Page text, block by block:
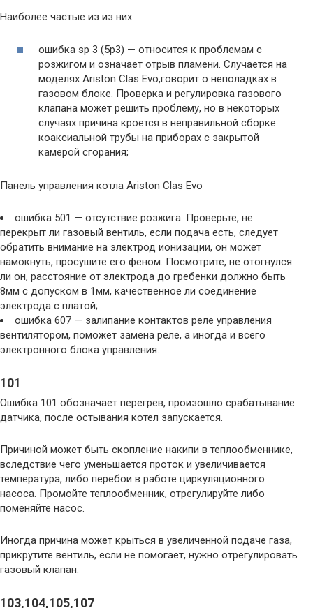
Наиболее частые из из них:
ошибка sp 3 (5p3) — относится к проблемам с
розжигом и означает отрыв пламени. Cлучается на
моделях Ariston Clas Evo,говорит о неполадках в
газовом блоке. Проверка и регулировка газового
клапана может решить проблему, но в некоторых
случаях причина кроется в неправильной сборке
коаксиальной трубы на приборах с закрытой
камерой сгорания;
Панель управления котла Ariston Clas Evo
ошибка 501 — отсутствие розжига. Проверьте, не
перекрыт ли газовый вентиль, если подача есть, следует
обратить внимание на электрод ионизации, он может
намокнуть, просушите его феном. Посмотрите, не отогнулся
ли он, расстояние от электрода до гребенки должно быть
8мм с допуском в 1мм, качественное ли соединение
электрода с платой;
ошибка 607 — залипание контактов реле управления
вентилятором, поможет замена реле, а иногда и всего
электронного блока управления.
101
Ошибка 101 обозначает перегрев, произошло срабатывание
датчика, после остывания котел запускается.
Причиной может быть скопление накипи в теплообменнике,
вследствие чего уменьшается проток и увеличивается
температура, либо перебои в работе циркуляционного
насоса. Промойте теплообменник, отрегулируйте либо
поменяйте насос.
Иногда причина может крыться в увеличенной подаче газа,
прикрутите вентиль, если не помогает, нужно отрегулировать
газовый клапан.
103,104,105,107